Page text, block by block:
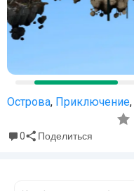
Острова, Приключение,
0 Поделиться